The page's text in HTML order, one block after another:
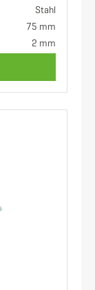
Stahl
75 mm
2 mm